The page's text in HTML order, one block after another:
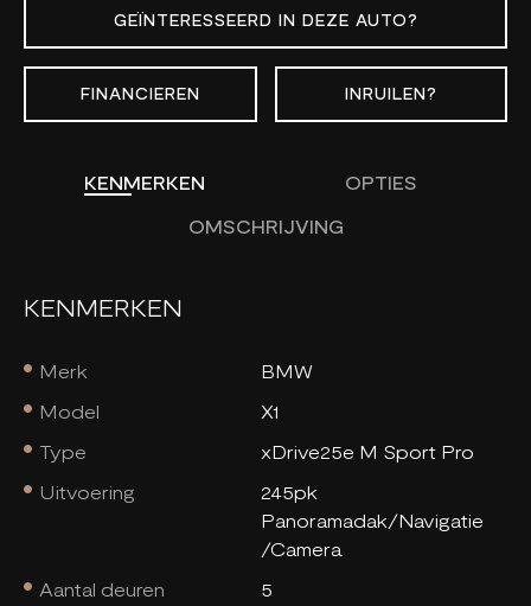
GEÏNTERESSEERD IN DEZE AUTO?
FINANCIEREN INRUILEN?
KENMERKEN OPTIES
OMSCHRIJVING
KENMERKEN
Merk
BMW
Model
X1
Type
xDrive25e M Sport Pro
Uitvoering
245pk
Panoramadak/Navigatie
/Camera
Aantal deuren
5